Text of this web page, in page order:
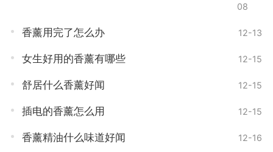
植物材料：如花瓣、草叶等，可以通过种植或任务
获得。
基础油：如橄榄油、杏仁油等，通常在商店中可以
购买。
香料：可以通过探险或完成特定任务获得。
在游戏中找到合适的配方，根据材料的不同，制作
08
香薰用完了怎么办 12-13
女生好用的香薰有哪些 12-15
舒居什么香薰好闻 12-15
插电的香薰怎么用 12-15
香薰精油什么味道好闻 12-16